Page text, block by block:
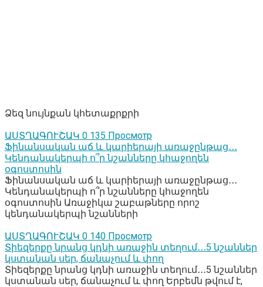
Ձեզ նույնքան կհետաքրքրի
ԱՍՏՂԱԳՈՒՇԱԿ 0 135 Просмотр
Ֆինանսական աճ և կարիերայի առաջընթաց․․․
Կենդանակերպի ո՞ր նշանները կհաջողեն
օգոստոսին
Ֆինանսական աճ և կարիերայի առաջընթաց․․․
Կենդանակերպի ո՞ր նշանները կհաջողեն
օգոստոսին Առաջիկա շաբաթները որոշ
կենդանակերպի նշանների
ԱՍՏՂԱԳՈՒՇԱԿ 0 140 Просмотр
Տիեզերքը նրանց կդնի առաջին տեղում․․․5 նշաններ
կստանան սեր, ճանաչում և փող
Տիեզերքը նրանց կդնի առաջին տեղում․․․5 նշաններ
կստանան սեր, ճանաչում և փող Երբեմն թվում է,